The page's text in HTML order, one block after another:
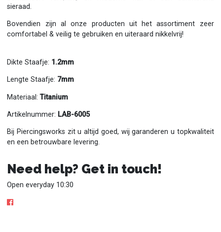
sieraad.
Bovendien zijn al onze producten uit het assortiment zeer
comfortabel & veilig te gebruiken en uiteraard nikkelvrij!
Dikte Staafje: 1.2mm
Lengte Staafje: 7mm
Materiaal:Titanium
Artikelnummer: LAB-6005
Bij Piercingsworks zit u altijd goed, wij garanderen u topkwaliteit
en een betrouwbare levering.
Need help? Get in touch!
Open everyday 10:30